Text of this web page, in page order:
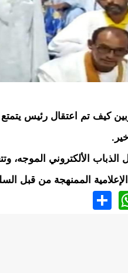
كيف تم اعتقال رئيس
الألكتروني الموجه،
الممنهجة من قبل
WhatsApp